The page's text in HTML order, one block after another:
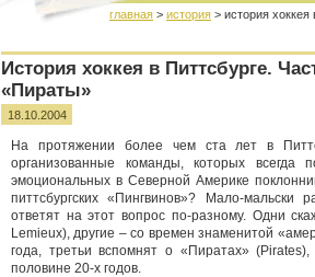
главная > история > история хоккея
История хоккея в Питтсбурге.
«Пираты»
18.10.2004
На протяжении более чем ста лет в
организованные команды, которых всегда
эмоциональных в Северной Америке
питтсбургских «Пингвинов»? Мало-мальски
ответят на этот вопрос по-разному. Одни
Lemieux), другие – со времен знаменитой
года, третьи вспомнят о «Пиратах»
половине 20-х годов.